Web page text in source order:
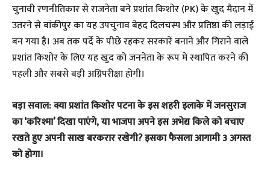
​चुनावी रणनीतिकार से राजनेता बने प्रशांत किशोर (PK) के खुद मैदान में
उतरने से बांकीपुर का यह उपचुनाव बेहद दिलचस्प और प्रतिष्ठा की लड़ाई
बन गया है। अब तक पर्दे के पीछे रहकर सरकारें बनाने और गिराने वाले
प्रशांत किशोर के लिए यह खुद को जननेता के रूप में स्थापित करने की
पहली और सबसे बड़ी अग्निपरीक्षा होगी।
बड़ा सवाल: क्या प्रशांत किशोर पटना के इस शहरी इलाके में जनसुराज
का ‘करिश्मा’ दिखा पाएंगे, या भाजपा अपने इस अभेद्य किले को बचाए
रखते हुए अपनी साख बरकरार रखेगी? इसका फैसला आगामी 3 अगस्त
को होगा।